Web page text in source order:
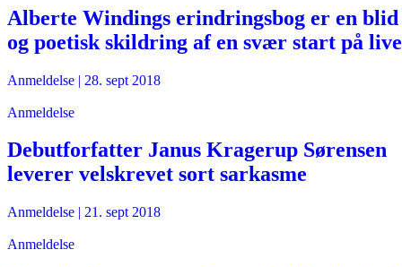
Alberte Windings erindringsbog er en blid
og poetisk skildring af en svær start på
Anmeldelse | 28. sept 2018
Anmeldelse
Debutforfatter Janus Kragerup Sørensen
leverer velskrevet sort sarkasme
Anmeldelse | 21. sept 2018
Anmeldelse